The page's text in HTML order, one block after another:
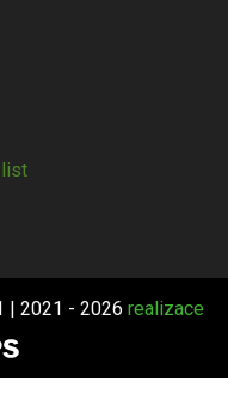
| 2021 - 2026 realizace